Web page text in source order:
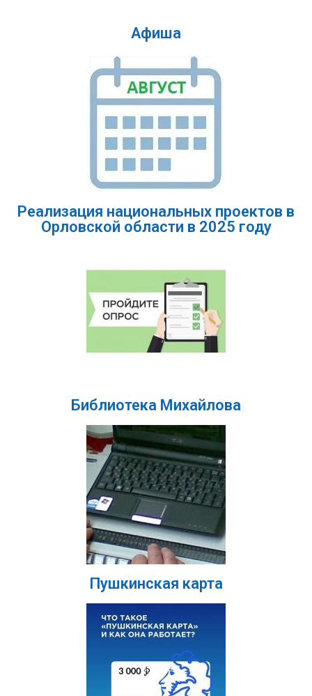
Афиша
Реализация национальных проектов в
Орловской области в 2025 году
Библиотека Михайлова
Пушкинская карта